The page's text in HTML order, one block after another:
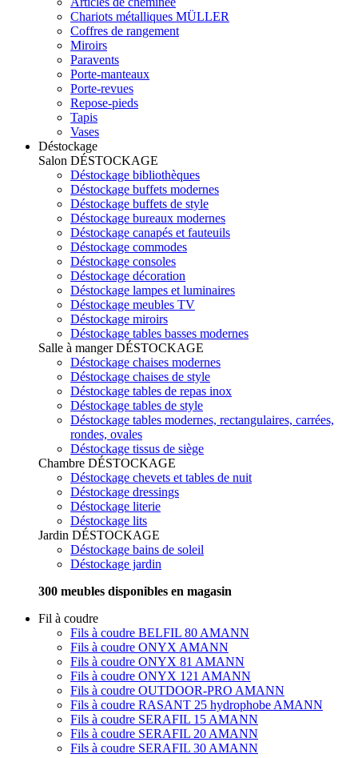
Chariots métalliques MÜLLER
Coffres de rangement
Miroirs
Paravents
Porte-manteaux
Porte-revues
Repose-pieds
Tapis
Vases
Déstockage
Salon DÉSTOCKAGE
Déstockage bibliothèques
Déstockage buffets modernes
Déstockage buffets de style
Déstockage bureaux modernes
Déstockage canapés et fauteuils
Déstockage commodes
Déstockage consoles
Déstockage décoration
Déstockage lampes et luminaires
Déstockage meubles TV
Déstockage miroirs
Déstockage tables basses modernes
Salle à mangerDÉSTOCKAGE
Déstockage chaises modernes
Déstockage chaises de style
Déstockage tables de repas inox
Déstockage tables de style
Déstockage tables modernes, rectangulaires, carrées,
rondes, ovales
Déstockage tissus de siège
Chambre DÉSTOCKAGE
Déstockage chevets et tables de nuit
Déstockage dressings
Déstockage literie
Déstockage lits
Jardin DÉSTOCKAGE
Déstockage bains de soleil
Déstockage jardin
300 meubles disponibles en magasin
Fil à coudre
Fils à coudre BELFIL 80 AMANN
Fils à coudre ONYX AMANN
Fils à coudre ONYX 81 AMANN
Fils à coudre ONYX 121 AMANN
Fils à coudre OUTDOOR-PRO AMANN
Fils à coudre RASANT 25 hydrophobe AMANN
Fils à coudre SERAFIL 15 AMANN
Fils à coudre SERAFIL 20 AMANN
Fils à coudre SERAFIL 30 AMANN